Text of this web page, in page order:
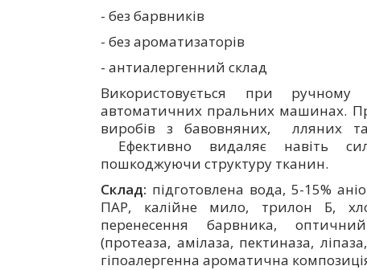
- без барвників
- без ароматизаторів
- антиалергенний склад
Використовується при
автоматичних пральних машинах.
виробів з бавовняних, лляних
Ефективно видаляє навіть
пошкоджуючи структуру тканин.
Склад: підготовлена вода, 5-15%
ПАР, калійне мило, трилон Б,
перенесення барвника,
(протеаза, амілаза, пектиназа,
гіпоалергенна ароматична